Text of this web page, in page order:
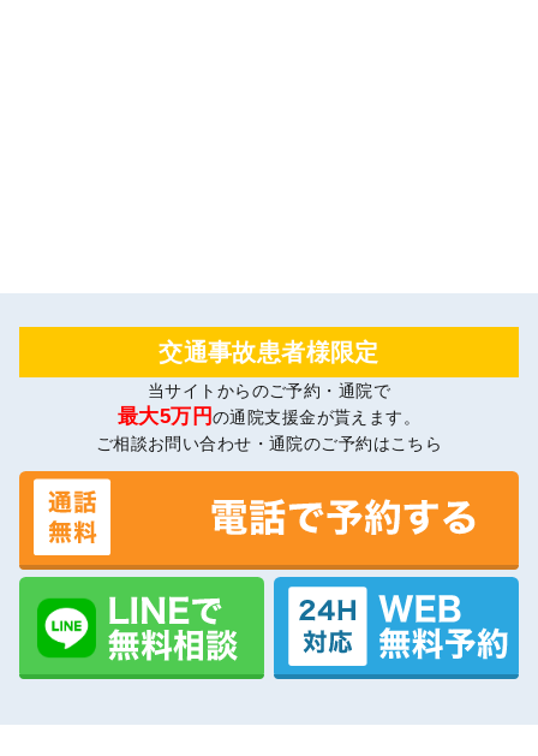
交通事故患者様限定
当サイトからのご予約・通院で
最大5万円の通院支援金が貰えます。
ご相談お問い合わせ・通院のご予約はこちら